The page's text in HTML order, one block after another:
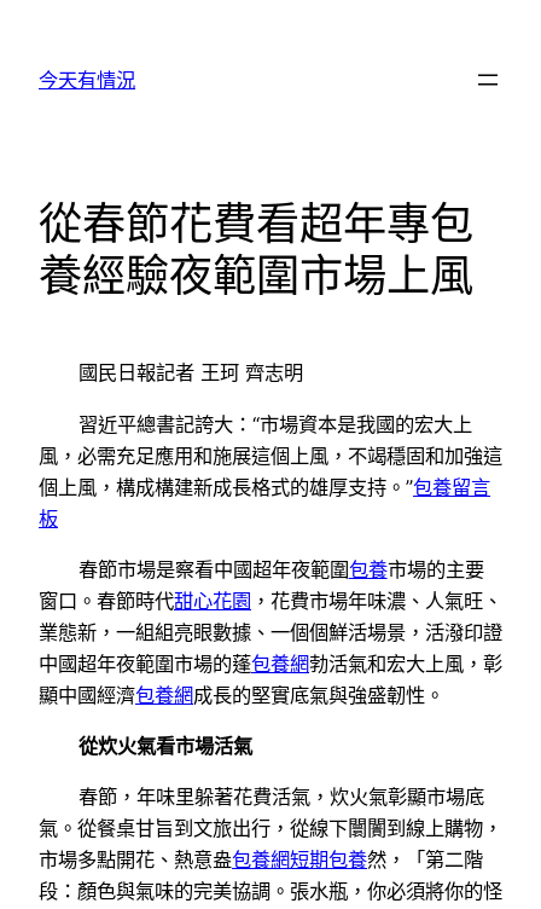
今天有情況
從春節花費看超年專包
養經驗夜範圍市場上風
國民日報記者 王珂 齊志明
習近平總書記誇大：“市場資本是我國的宏大上
風，必需充足應用和施展這個上風，不竭穩固和加強這
個上風，構成構建新成長格式的雄厚支持。”包養留言
板
春節市場是察看中國超年夜範圍包養市場的主要
窗口。春節時代甜心花園 ，花費市場年味濃、人氣旺、
業態新，一組組亮眼數據、一個個鮮活場景，活潑印證
中國超年夜範圍市場的蓬包養網勃活氣和宏大上風，彰
顯中國經濟包養網成長的堅實底氣與強盛韌性。
從炊火氣看市場活氣
春節，年味里躲著花費活氣，炊火氣彰顯市場底
氣。從餐桌甘旨到文旅出行，從線下闤闠到線上購物，
市場多點開花、熱意盎包養網短期包養然，「第二階
段：顏色與氣味的完美協調。張水瓶，你必須將你的怪